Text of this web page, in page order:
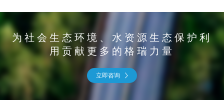
为社会生态环境、水资源生态保护利
用贡献更多的格瑞力量
立即咨询